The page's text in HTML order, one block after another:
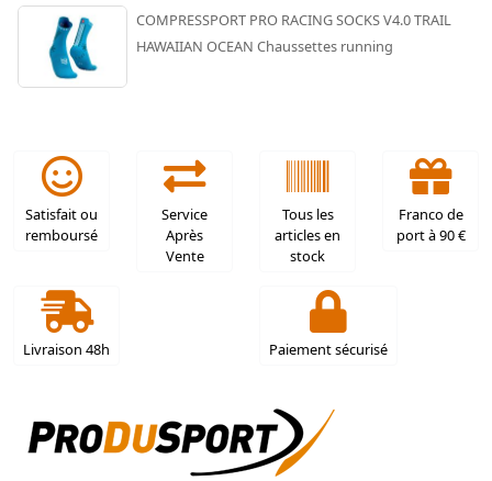
COMPRESSPORT PRO RACING SOCKS V4.0 TRAIL
HAWAIIAN OCEAN Chaussettes running
Satisfait ou
remboursé
Service
Après
Vente
Tous les
articles en
stock
Franco de
port à 90 €
Livraison 48h Paiement sécurisé